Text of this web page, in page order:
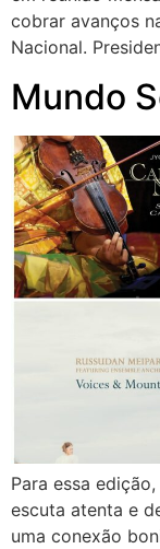
cobrar avanços
Nacional.
Mundo
Para essa
escuta atenta e
uma conexão